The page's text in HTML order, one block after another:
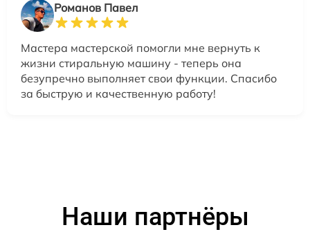
Романов Павел
Мастера мастерской помогли мне вернуть к
жизни стиральную машину - теперь она
безупречно выполняет свои функции. Спасибо
за быструю и качественную работу!
Наши партнёры